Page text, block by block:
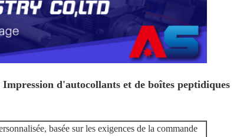
d'autocollants et de boîtes peptidiques
basée sur les exigences de la commande